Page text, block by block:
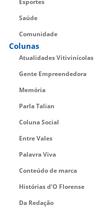
Esportes
Saúde
Comunidade
Colunas
Atualidades Vitivinícolas
Gente Empreendedora
Memória
Parla Talian
Coluna Social
Entre Vales
Palavra Viva
Conteúdo de marca
Histórias d’O Florense
Da Redação